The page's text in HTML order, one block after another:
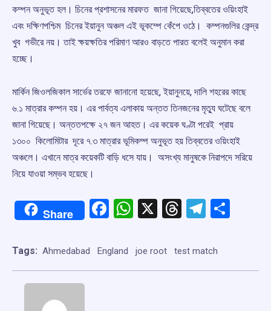
কম্পন অনুভূত হল। চিনের প্রশাসনের মারফত জানা গিয়েছে,তিব্বতের ওয়িংহাই
এবং দক্ষিণপশ্চিম চিনের ইয়ানুন অঞ্চল এই ভূকম্পে কেঁপে ওঠে। কম্পনগুলির কেন্দ্র
খুব গভীরে নয়। তাই ক্ষয়ক্ষতির পরিমাণ আরও বাড়তে পারত বলেই অনুমান করা
হচ্ছে।
মার্কিন জিওলজিকাল সার্ভের তরফে জানানো হয়েছে, ইয়ানুনয়ে, দালি শহরের কাছে
৬.১ মাত্রার কম্পন হয়। এর পার্বত্য এলাকায় অন্তত তিনজনের মৃত্যু ঘটেছে বলে
জানা গিয়েছে। অন্ততপক্ষে ২৭ জন আহত। এর কয়েক ঘণ্টা পরেই প্রায়
১৩০০ কিলোমিটার দূরে ৭.৩ মাত্রার ভূমিকম্প অনুভূত হয় তিব্বতের ওয়িংহাই
অঞ্চলে। এখানে মাত্র কয়েকটি বাড়ি ধসে যায়। অসংখ্য মানুষকে নিরাপদে সরিয়ে
নিয়ে যাওয়া সম্ভব হয়েছে।
Share Facebook
WhatsApp
X Threads
Tags: Ahmedabad England joe root test match